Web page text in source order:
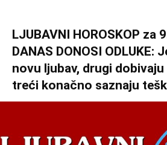
LJUBAVNI HOROSKOP za
DANAS DONOSI ODLUKE:
novu ljubav, drugi
treći konačno saznaju